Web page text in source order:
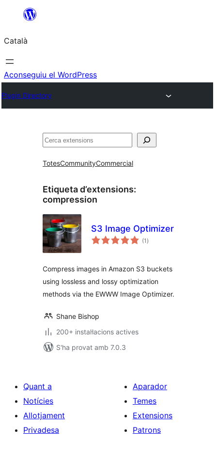
contingut
Català
Aconseguiu el WordPress
Plugin Directory
Cerca
TotesCommunityCommercial
Etiqueta d’extensions:
compression
S3 Image Optimizer
(1 puntuacions
totals
)
Compress images in Amazon S3 buckets
using lossless and lossy optimization
methods via the EWWW Image Optimizer.
Shane Bishop
200+ instal·lacions actives
S'ha provat amb 7.0.3
Quant a
Notícies
Allotjament
Privadesa
Aparador
Temes
Extensions
Patrons